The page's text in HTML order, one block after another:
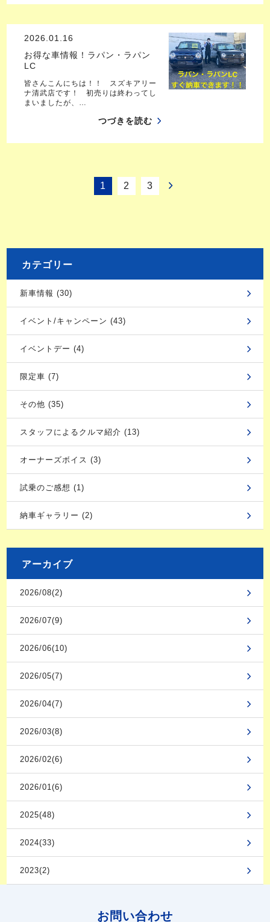
2026.01.16
お得な車情報！ラパン・ラパン
LC
皆さんこんにちは！！ スズキアリー
ナ清武店です！ 初売りは終わってし
まいましたが、…
つづきを読む
1 2 3
カテゴリー
新車情報 (30)
イベント/キャンペーン (43)
イベントデー (4)
限定車 (7)
その他 (35)
スタッフによるクルマ紹介 (13)
オーナーズボイス (3)
試乗のご感想 (1)
納車ギャラリー (2)
アーカイブ
2026/08(2)
2026/07(9)
2026/06(10)
2026/05(7)
2026/04(7)
2026/03(8)
2026/02(6)
2026/01(6)
2025(48)
2024(33)
2023(2)
お問い合わせ